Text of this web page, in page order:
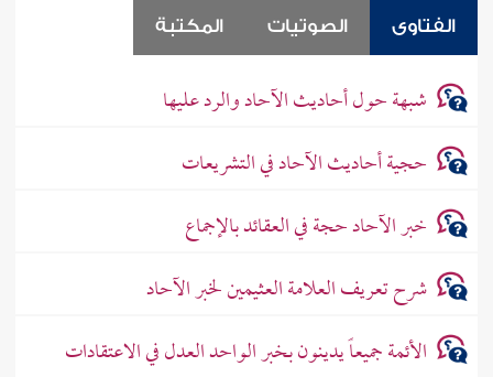
الفتاوى الصوتيات المكتبة
شبهة حول أحاديث الآحاد والرد عليها
حجية أحاديث الآحاد في التشريعات
خبر الآحاد حجة في العقائد بالإجماع
شرح تعريف العلامة العثيمين لخبر الآحاد
الأئمة جميعاً يدينون بخبر الواحد العدل في الاعتقادات